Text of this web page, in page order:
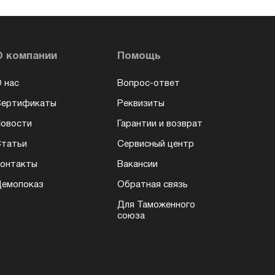
компании
нас
Помощь
Вопрос-ответ
Реквизиты
Гарантии и возврат
Сервисный центр
Вакансии
Обратная связь
Для Таможенного
союза